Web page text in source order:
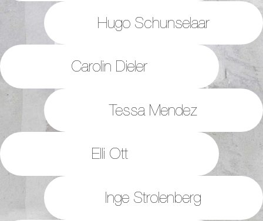
Hugo Schunselaar
Carolin Dieler
Tessa Mendez
Elli Ott
Inge Strolenberg